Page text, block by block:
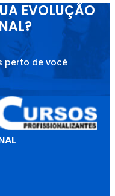
EVOLUÇÃO
perto de você